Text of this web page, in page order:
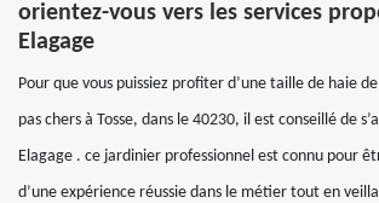
orientez-vous vers les services
Elagage
Pour que vous puissiez profiter d’une taille de haie
pas chers à Tosse, dans le 40230, il est conseillé de
Elagage . ce jardinier professionnel est connu pour
d’une expérience réussie dans le métier tout en